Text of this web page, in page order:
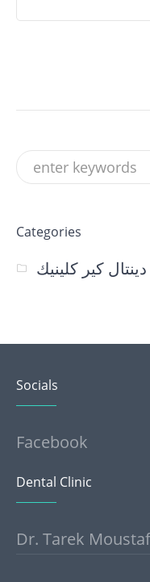
Categories
دينتال كير كلينيك
Socials
Facebook
Dental Clinic
Dr. Tarek